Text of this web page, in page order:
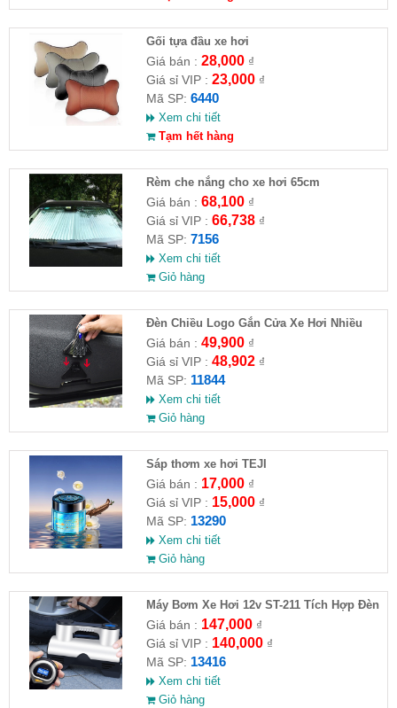
Gối tựa đầu xe hơi
Giá bán : 28,000₫
Giá sỉ VIP : 23,000₫
Mã SP: 6440
Xem chi tiết
Tạm hết hàng
Rèm che nắng cho xe hơi 65cm
Giá bán : 68,100₫
Giá sỉ VIP : 66,738₫
Mã SP: 7156
Xem chi tiết
Giỏ hàng
Đèn Chiều Logo Gắn Cửa Xe Hơi Nhiều
Hình
Giá bán : 49,900₫
Giá sỉ VIP : 48,902₫
Mã SP: 11844
Xem chi tiết
Giỏ hàng
Sáp thơm xe hơi TEJI
Giá bán : 17,000₫
Giá sỉ VIP : 15,000₫
Mã SP: 13290
Xem chi tiết
Giỏ hàng
Máy Bơm Xe Hơi 12v ST-211 Tích Hợp Đèn
Giá bán : 147,000₫
Giá sỉ VIP : 140,000₫
Mã SP: 13416
Xem chi tiết
Giỏ hàng